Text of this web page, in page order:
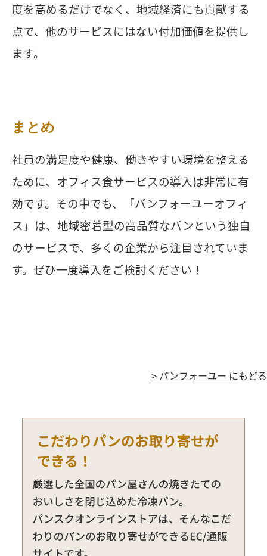
度を高めるだけでなく、地域経済にも貢献する
点で、他のサービスにはない付加価値を提供し
ます。
まとめ
社員の満足度や健康、働きやすい環境を整える
ために、オフィス食サービスの導入は非常に有
効です。その中でも、「パンフォーユーオフィ
ス」は、地域密着型の高品質なパンという独自
のサービスで、多くの企業から注目されていま
す。ぜひ一度導入をご検討ください！
> パンフォーユー にもどる